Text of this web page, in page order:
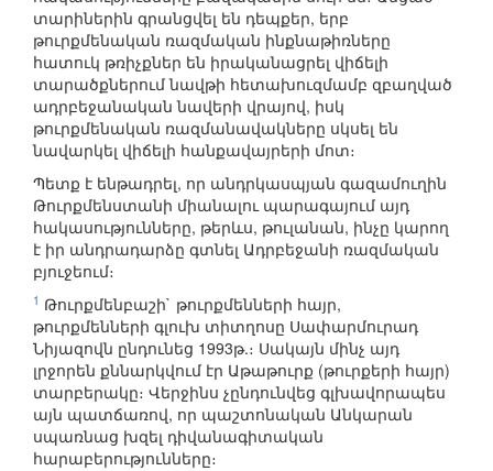
տարիներին գրանցվել են դեպքեր, երբ
թուրքմենական ռազմական ինքնաթիռները
հատուկ թռիչքներ են իրականացրել վիճելի
տարածքներում նավթի հետախուզմամբ զբաղված
ադրբեջանական նավերի վրայով, իսկ
թուրքմենական ռազմանավակները սկսել են
նավարկել վիճելի հանքավայրերի մոտ։
Պետք է ենթադրել, որ անդրկասպյան գազամուղին
Թուրքմենստանի միանալու պարագայում այդ
հակասությունները, թերևս, թուլանան, ինչը կարող
է իր անդրադարձը գտնել Ադրբեջանի ռազմական
բյուջեում։
1 Թուրքմենբաշի` թուրքմենների հայր,
թուրքմենների գլուխ տիտղոսը Սափարմուրադ
Նիյազովն ընդունեց 1993թ.։ Սակայն մինչ այդ
լրջորեն քննարկվում էր Աթաթուրք (թուրքերի հայր)
տարբերակը։ Վերջինս չընդունվեց գլխավորապես
այն պատճառով, որ պաշտոնական Անկարան
սպառնաց խզել դիվանագիտական
հարաբերությունները։